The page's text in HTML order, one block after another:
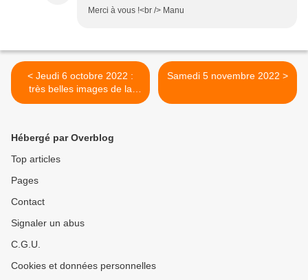
Merci à vous !<br /> Manu
< Jeudi 6 octobre 2022 :
très belles images de la
rivière Allier...
Samedi 5 novembre 2022 >
Hébergé par Overblog
Top articles
Pages
Contact
Signaler un abus
C.G.U.
Cookies et données personnelles